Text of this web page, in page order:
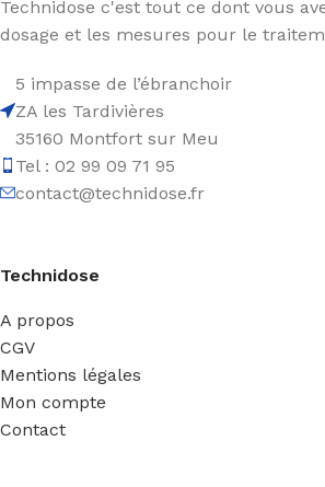
Technidose c'est tout ce dont vous
dosage et les mesures pour le
5 impasse de l’ébranchoir
ZA les Tardivières
35160 Montfort sur Meu
Tel : 02 99 09 71 95
contact@technidose.fr
Technidose
A propos
CGV
Mentions légales
Mon compte
Contact